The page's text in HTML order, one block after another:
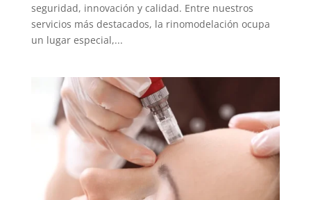
seguridad, innovación y calidad. Entre nuestros
servicios más destacados, la rinomodelación ocupa
un lugar especial,...